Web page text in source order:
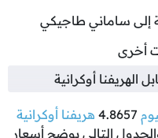
إلى ساماني طاجيكي
أخرى
أوكرانية
4.8657 هريفنا أوكرانية
التالي يوضح أسعار